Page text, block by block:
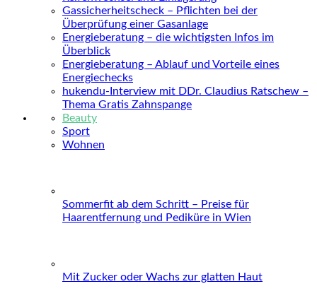
Gassicherheitscheck – Pflichten bei der
Überprüfung einer Gasanlage
Energieberatung – die wichtigsten Infos im
Überblick
Energieberatung – Ablauf und Vorteile eines
Energiechecks
hukendu-Interview mit DDr. Claudius Ratschew –
Thema Gratis Zahnspange
Beauty
Sport
Wohnen
Sommerfit ab dem Schritt – Preise für
Haarentfernung und Pediküre in Wien
Mit Zucker oder Wachs zur glatten Haut